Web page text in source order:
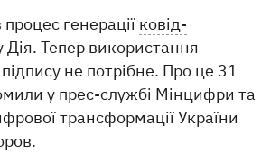
генерації ковід-
Дія. Тепер використання
не потрібне. Про це 31
у прес-службі Мінцифри та
трансформації України